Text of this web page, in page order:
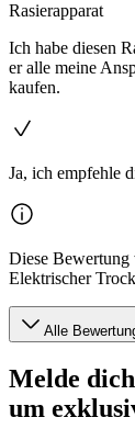
Rasierapparat
Ich habe diesen
er alle meine
kaufen.
Ja, ich empfehle
Diese Bewertung
Elektrischer
Alle
Melde
um